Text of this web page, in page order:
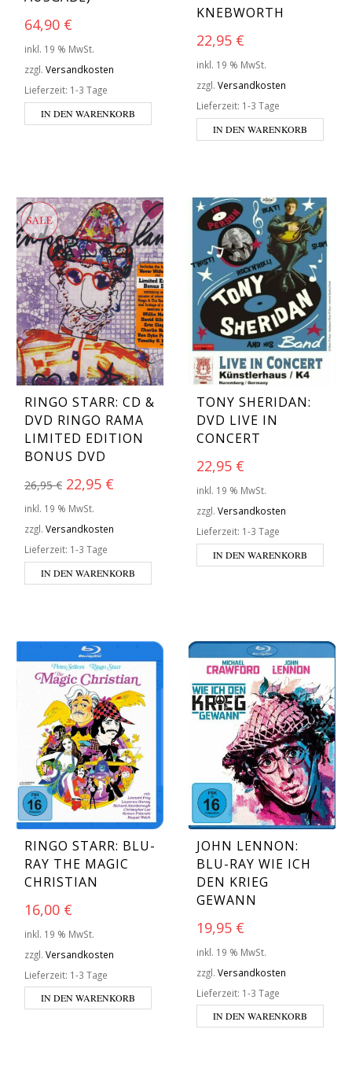
64,90 €
inkl. 19 % MwSt.
zzgl. Versandkosten
Lieferzeit: 1-3 Tage
IN DEN WARENKORB
KNEBWORTH
22,95 €
inkl. 19 % MwSt.
zzgl. Versandkosten
Lieferzeit: 1-3 Tage
IN DEN WARENKORB
RINGO STARR: CD &
DVD RINGO RAMA
LIMITED EDITION
BONUS DVD
26,95€ Ursprünglicher Preis war: 26,95 €
22,95 € Aktueller Preis ist: 22,95 €.
inkl. 19 % MwSt.
zzgl. Versandkosten
Lieferzeit: 1-3 Tage
IN DEN WARENKORB
TONY SHERIDAN:
DVD LIVE IN
CONCERT
22,95 €
inkl. 19 % MwSt.
zzgl. Versandkosten
Lieferzeit: 1-3 Tage
IN DEN WARENKORB
RINGO STARR: BLU-
RAY THE MAGIC
CHRISTIAN
16,00 €
inkl. 19 % MwSt.
zzgl. Versandkosten
Lieferzeit: 1-3 Tage
IN DEN WARENKORB
JOHN LENNON:
BLU-RAY WIE ICH
DEN KRIEG
GEWANN
19,95 €
inkl. 19 % MwSt.
zzgl. Versandkosten
Lieferzeit: 1-3 Tage
IN DEN WARENKORB